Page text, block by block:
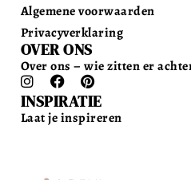
Algemene voorwaarden
Privacyverklaring
OVER ONS
Over ons – wie zitten er
INSPIRATIE
Laat je inspireren